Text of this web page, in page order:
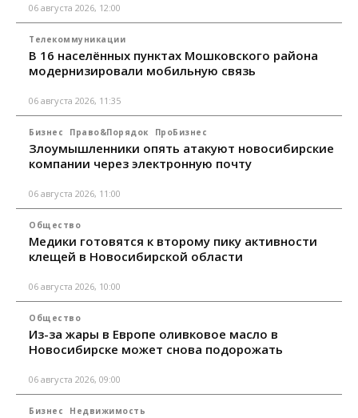
06 августа 2026, 12:00
Телекоммуникации
В 16 населённых пунктах Мошковского района
модернизировали мобильную связь
06 августа 2026, 11:35
Бизнес Право&Порядок ПроБизнес
Злоумышленники опять атакуют новосибирские
компании через электронную почту
06 августа 2026, 11:00
Общество
Медики готовятся к второму пику активности
клещей в Новосибирской области
06 августа 2026, 10:00
Общество
Из-за жары в Европе оливковое масло в
Новосибирске может снова подорожать
06 августа 2026, 09:00
Бизнес Недвижимость